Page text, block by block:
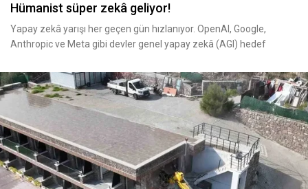
Hümanist süper zekâ geliyor!
Yapay zekâ yarışı her geçen gün hızlanıyor. OpenAI, Google,
Anthropic ve Meta gibi devler genel yapay zekâ (AGI) hedef